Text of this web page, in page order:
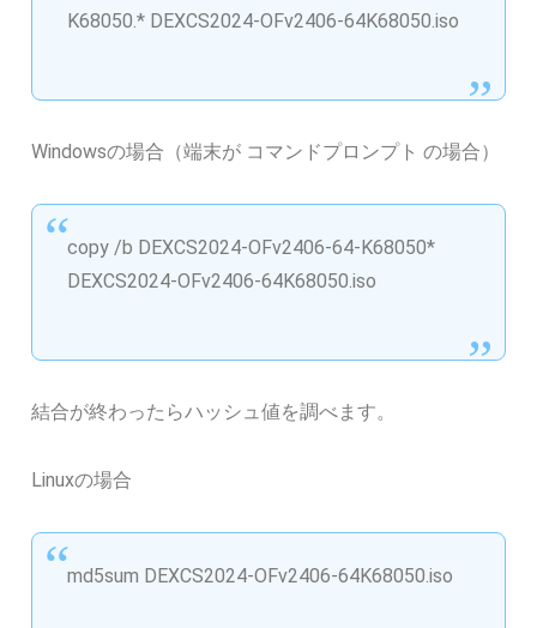
K68050.* DEXCS2024-OFv2406-64K68050.iso
Windowsの場合（端末が コマンドプロンプト の場合）
copy /b DEXCS2024-OFv2406-64-K68050*
DEXCS2024-OFv2406-64K68050.iso
結合が終わったらハッシュ値を調べます。
Linuxの場合
md5sum DEXCS2024-OFv2406-64K68050.iso